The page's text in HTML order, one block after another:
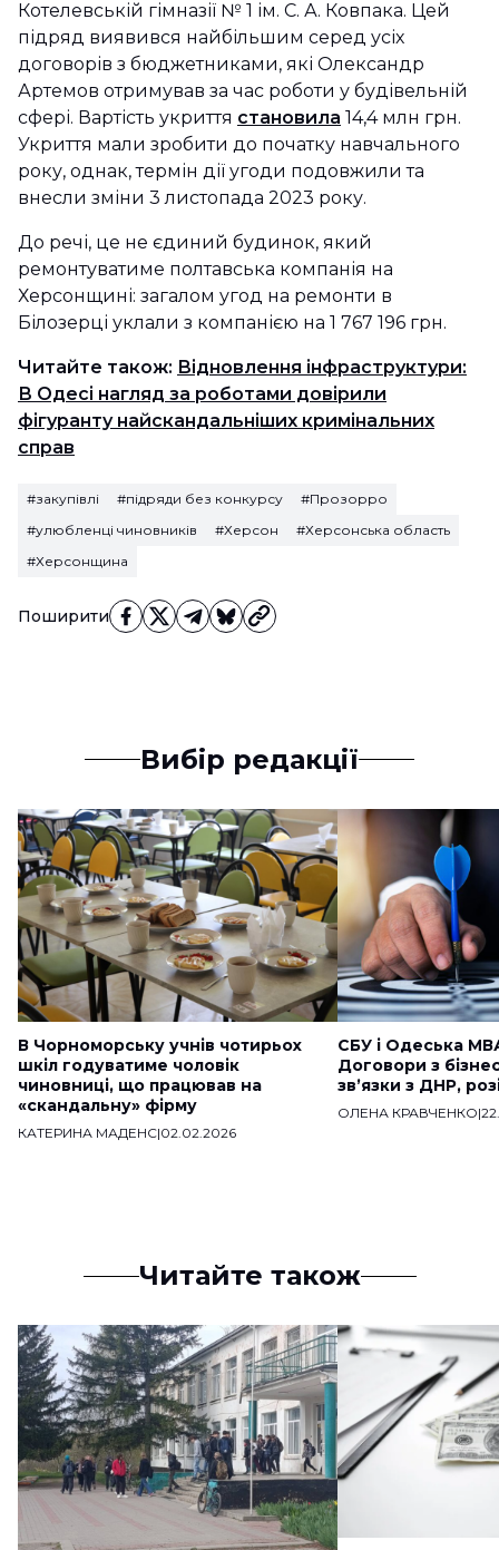
Поширити
Котелевській гімназії № 1 ім. С. А. Ковпака. Цей
підряд виявився найбільшим серед усіх
договорів з бюджетниками, які Олександр
Артемов отримував за час роботи у будівельній
сфері. Вартість укриття становила 14,4 млн грн.
Укриття мали зробити до початку навчального
року, однак, термін дії угоди подовжили та
внесли зміни 3 листопада 2023 року.
До речі, це не єдиний будинок, який
ремонтуватиме полтавська компанія на
Херсонщині: загалом угод на ремонти в
Білозерці уклали з компанією на 1 767 196 грн.
Читайте також: Відновлення інфраструктури:
В Одесі нагляд за роботами довірили
фігуранту найскандальніших кримінальних
справ
#закупівлі #підряди без конкурсу
#Прозорро
#улюбленці чиновників
#Херсон
#Херсонська область
#Херсонщина
Вибір редакції
В Чорноморську учнів чотирьох
шкіл годуватиме чоловік
чиновниці, що працював на
«скандальну» фірму
КАТЕРИНА МАДЕНС|02.02.2026
СБУ і Одеська
Договори з
звʼязки з ДНР,
ОЛЕНА КРАВЧЕНКО|
Читайте також